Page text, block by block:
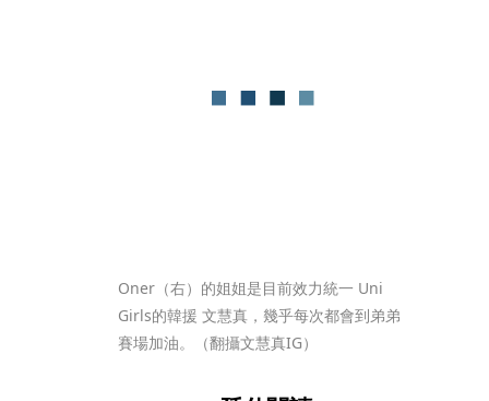
Oner（右）的姐姐是目前效力統一 Uni
Girls的韓援 文慧真，幾乎每次都會到弟弟
賽場加油。（翻攝文慧真IG）